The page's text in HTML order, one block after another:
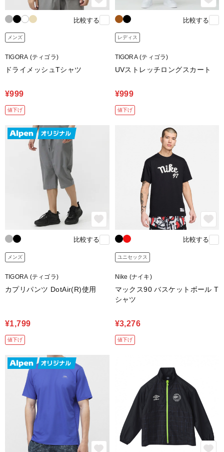
比較する
メンズ
TIGORA (ティゴラ)
ドライメッシュTシャツ
¥999
値下げ
比較する
レディス
TIGORA (ティゴラ)
UVストレッチロングスカート
¥999
値下げ
比較する
メンズ
TIGORA (ティゴラ)
カプリパンツ DotAir(R)使用
¥1,799
値下げ
比較する
ユニセックス
Nike (ナイキ)
マックス90 バスケットボール T
シャツ
¥3,276
値下げ